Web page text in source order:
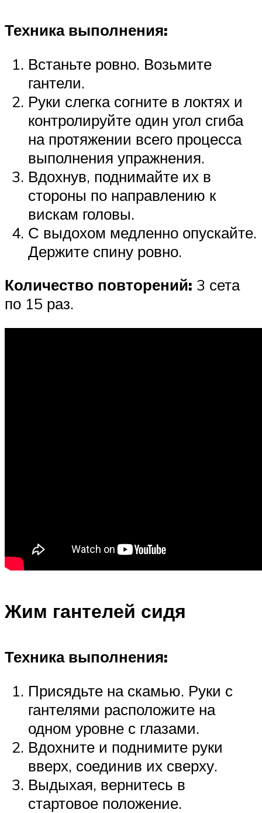
Техника выполнения:
Встаньте ровно. Возьмите
гантели.
Руки слегка согните в локтях и
контролируйте один угол сгиба
на протяжении всего процесса
выполнения упражнения.
Вдохнув, поднимайте их в
стороны по направлению к
вискам головы.
С выдохом медленно опускайте.
Держите спину ровно.
Количество повторений: 3 сета
по 15 раз.
Жим гантелей сидя
Техника выполнения:
Присядьте на скамью. Руки с
гантелями расположите на
одном уровне с глазами.
Вдохните и поднимите руки
вверх, соединив их сверху.
Выдыхая, вернитесь в
стартовое положение.